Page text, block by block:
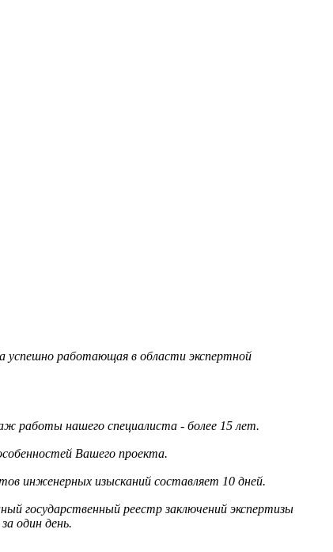
успешно работающая в области экспертной
работы нашего специалиста - более 15 лет.
Вашего проекта.
инженерных изысканий составляет 10 дней.
государственный реестр заключений экспертизы
один день.